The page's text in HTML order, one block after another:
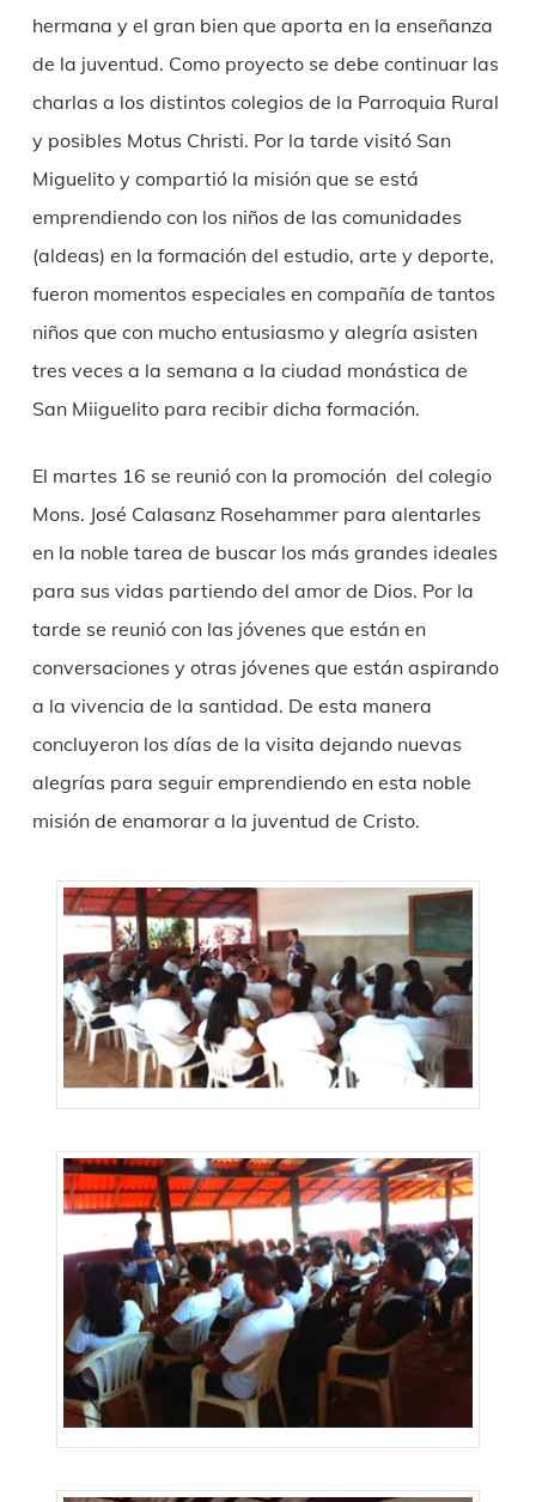
hermana y el gran bien que aporta en la enseñanza
de la juventud. Como proyecto se debe continuar las
charlas a los distintos colegios de la Parroquia Rural
y posibles Motus Christi. Por la tarde visitó San
Miguelito y compartió la misión que se está
emprendiendo con los niños de las comunidades
(aldeas) en la formación del estudio, arte y deporte,
fueron momentos especiales en compañía de tantos
niños que con mucho entusiasmo y alegría asisten
tres veces a la semana a la ciudad monástica de
San Miiguelito para recibir dicha formación.
El martes 16 se reunió con la promoción del colegio
Mons. José Calasanz Rosehammer para alentarles
en la noble tarea de buscar los más grandes ideales
para sus vidas partiendo del amor de Dios. Por la
tarde se reunió con las jóvenes que están en
conversaciones y otras jóvenes que están aspirando
a la vivencia de la santidad. De esta manera
concluyeron los días de la visita dejando nuevas
alegrías para seguir emprendiendo en esta noble
misión de enamorar a la juventud de Cristo.